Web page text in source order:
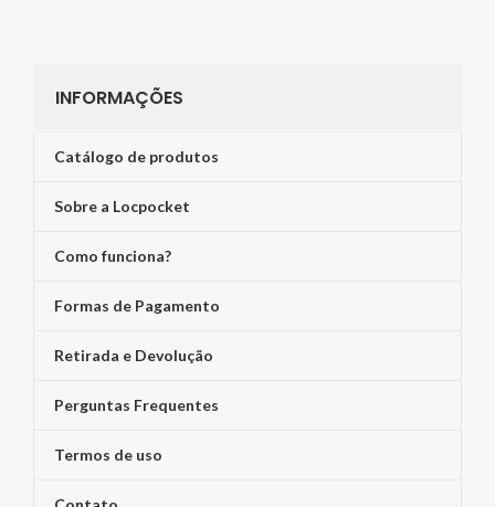
INFORMAÇÕES
Catálogo de produtos
Sobre a Locpocket
Como funciona?
Formas de Pagamento
Retirada e Devolução
Perguntas Frequentes
Termos de uso